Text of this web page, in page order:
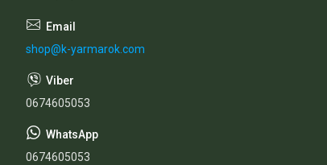
shop@k-yarmarok.com
0674605053
0674605053